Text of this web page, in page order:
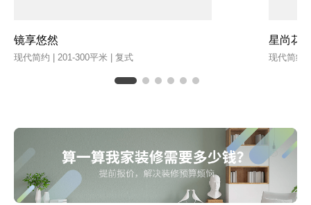
镜享悠然
现代简约 | 201-300平米 | 复式
星尚花
现代简约